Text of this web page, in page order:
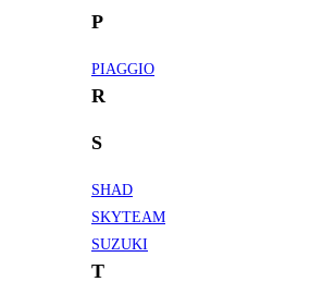
P
PIAGGIO
R
S
SHAD
SKYTEAM
SUZUKI
T